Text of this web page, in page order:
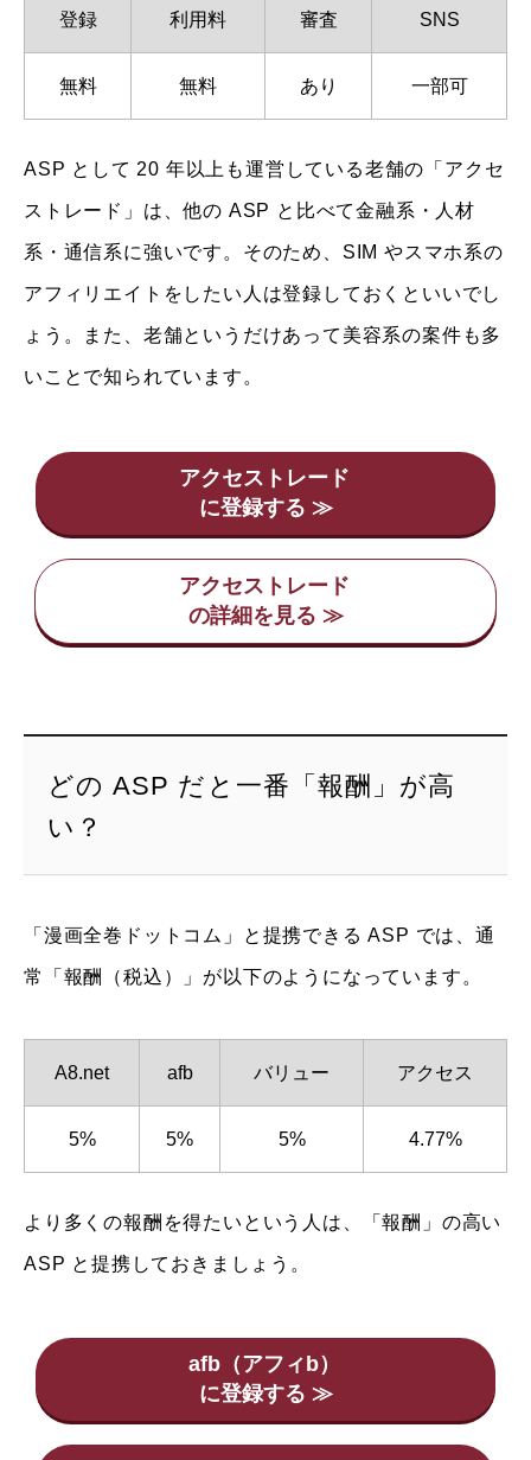
登録 利用料 審査 SNS
無料 無料 あり 一部可
ASP として 20 年以上も運営している老舗の「アクセ
ストレード」は、他の ASP と比べて金融系・人材
系・通信系に強いです。そのため、SIM やスマホ系の
アフィリエイトをしたい人は登録しておくといいでし
ょう。また、老舗というだけあって美容系の案件も多
いことで知られています。
アクセストレード
アクセストレード
どの ASP だと一番「報酬」が高
い？
「漫画全巻ドットコム」と提携できる ASP では、通
常「報酬（税込）」が以下のようになっています。
A8.net afb バリュー アクセス
5% 5% 5% 4.77%
より多くの報酬を得たいという人は、「報酬」の高い
ASP と提携しておきましょう。
afb（アフィb）